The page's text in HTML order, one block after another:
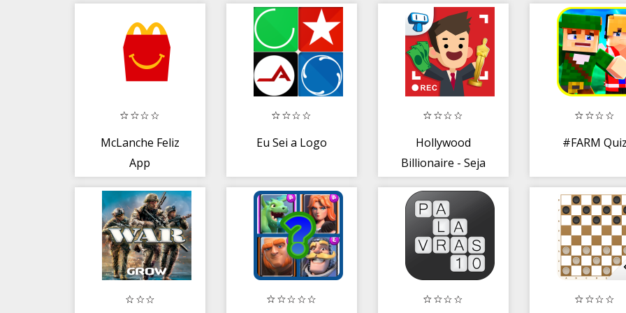
McLanche Feliz
App
Eu Sei a Logo
Hollywood
Billionaire - Seja
Cinema!
#FARM